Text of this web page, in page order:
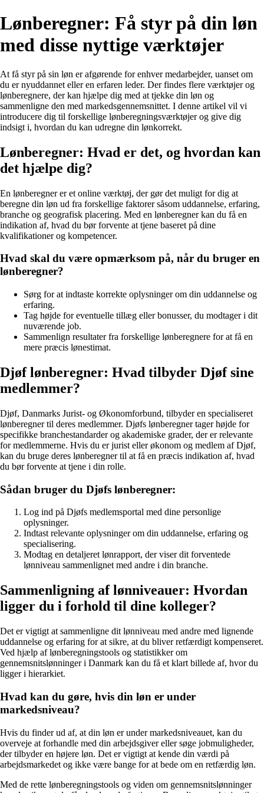
Lønberegner: Få styr på din løn
med disse nyttige værktøjer
At få styr på sin løn er afgørende for enhver medarbejder, uanset om
du er nyuddannet eller en erfaren leder. Der findes flere værktøjer og
lønberegnere, der kan hjælpe dig med at tjekke din løn og
sammenligne den med markedsgennemsnittet. I denne artikel vil vi
introducere dig til forskellige lønberegningsværktøjer og give dig
indsigt i, hvordan du kan udregne din lønkorrekt.
Lønberegner: Hvad er det, og hvordan kan
det hjælpe dig?
En lønberegner er et online værktøj, der gør det muligt for dig at
beregne din løn ud fra forskellige faktorer såsom uddannelse, erfaring,
branche og geografisk placering. Med en lønberegner kan du få en
indikation af, hvad du bør forvente at tjene baseret på dine
kvalifikationer og kompetencer.
Hvad skal du være opmærksom på, når du bruger en
lønberegner?
Sørg for at indtaste korrekte oplysninger om din uddannelse og
erfaring.
Tag højde for eventuelle tillæg eller bonusser, du modtager i dit
nuværende job.
Sammenlign resultater fra forskellige lønberegnere for at få en
mere præcis lønestimat.
Djøf lønberegner: Hvad tilbyder Djøf sine
medlemmer?
Djøf, Danmarks Jurist- og Økonomforbund, tilbyder en specialiseret
lønberegner til deres medlemmer. Djøfs lønberegner tager højde for
specifikke branchestandarder og akademiske grader, der er relevante
for medlemmerne. Hvis du er jurist eller økonom og medlem af Djøf,
kan du bruge deres lønberegner til at få en præcis indikation af, hvad
du bør forvente at tjene i din rolle.
Sådan bruger du Djøfs lønberegner:
Log ind på Djøfs medlemsportal med dine personlige
oplysninger.
Indtast relevante oplysninger om din uddannelse, erfaring og
specialisering.
Modtag en detaljeret lønrapport, der viser dit forventede
lønniveau sammenlignet med andre i din branche.
Sammenligning af lønniveauer: Hvordan
ligger du i forhold til dine kolleger?
Det er vigtigt at sammenligne dit lønniveau med andre med lignende
uddannelse og erfaring for at sikre, at du bliver retfærdigt kompenseret.
Ved hjælp af lønberegningstools og statistikker om
gennemsnitslønninger i Danmark kan du få et klart billede af, hvor du
ligger i hierarkiet.
Hvad kan du gøre, hvis din løn er under
markedsniveau?
Hvis du finder ud af, at din løn er under markedsniveauet, kan du
overveje at forhandle med din arbejdsgiver eller søge jobmuligheder,
der tilbyder en højere løn. Det er vigtigt at kende din værdi på
arbejdsmarkedet og ikke være bange for at bede om en retfærdig løn.
Med de rette lønberegningstools og viden om gennemsnitslønninger